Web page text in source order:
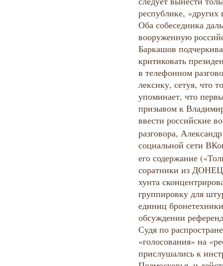
республике,
Оба собеседника
вооруженную
Баркашов
критиковать
в телефонном
лексику, сетуя, что
упоминает, что
призывом к
ввести российские
разговора,
социальной сети
его содержание
соратники из
хунта
группировку для
единиц
обсуждении
Судя по
«голосования» на
прислушались к